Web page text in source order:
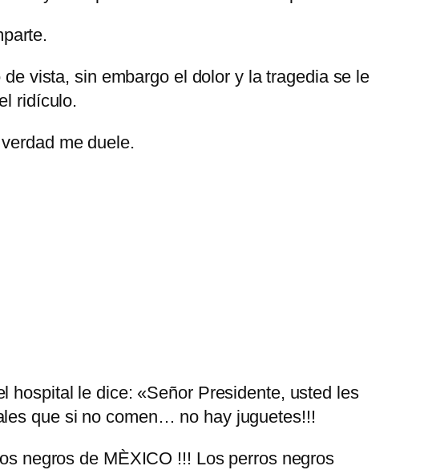
vista, sin embargo el dolor y la tragedia se le
ridículo.
me duele.
hospital le dice: «Señor Presidente, usted les
que si no comen… no hay juguetes!!!
negros de MÈXICO !!! Los perros negros